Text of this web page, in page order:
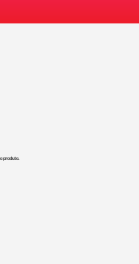
produto.